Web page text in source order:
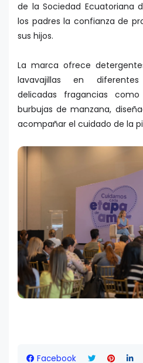
de la Sociedad Ecuatoriana
los padres la confianza de
sus hijos.
La marca ofrece
lavavajillas en
delicadas fragancias
burbujas de manzana,
acompañar el cuidado de la
Facebook